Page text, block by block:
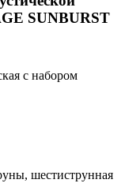
SUNBURST
с набором
шестиструнная